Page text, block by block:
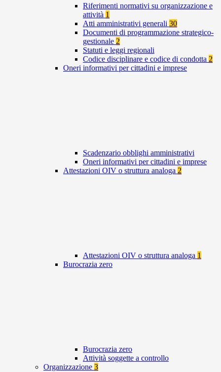
Riferimenti normativi su organizzazione e
attività 1
Atti amministrativi generali 30
Documenti di programmazione strategico-
gestionale 2
Statuti e leggi regionali
Codice disciplinare e codice di condotta 2
Oneri informativi per cittadini e imprese
Scadenzario obblighi amministrativi
Oneri informativi per cittadini e imprese
Attestazioni OIV o struttura analoga 2
Attestazioni OIV o struttura analoga 1
Burocrazia zero
Burocrazia zero
Attività soggette a controllo
Organizzazione 3